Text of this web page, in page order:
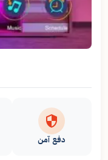
دفع آمن